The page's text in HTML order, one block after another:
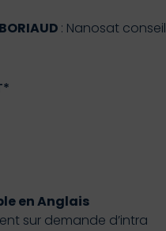
: Nanosat conseil
en Anglais
sur demande d’intra